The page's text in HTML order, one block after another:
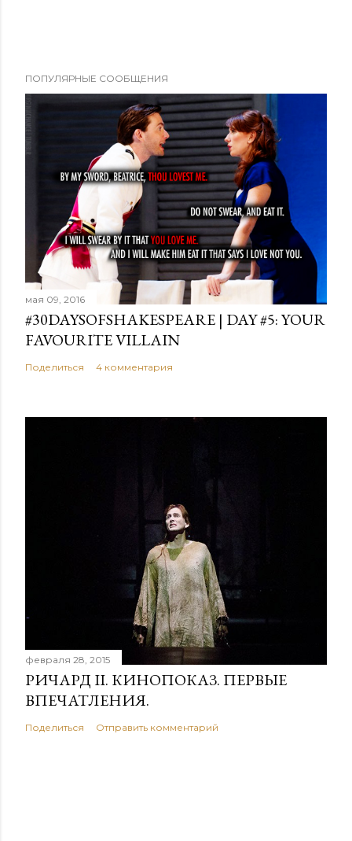
ПОПУЛЯРНЫЕ СООБЩЕНИЯ
мая 09, 2016
#30DAYSOFSHAKESPEARE | DAY #5: YOUR
FAVOURITE VILLAIN
Поделиться 4 комментария
февраля 28, 2015
РИЧАРД II. КИНОПОКАЗ. ПЕРВЫЕ
ВПЕЧАТЛЕНИЯ.
Поделиться Отправить комментарий